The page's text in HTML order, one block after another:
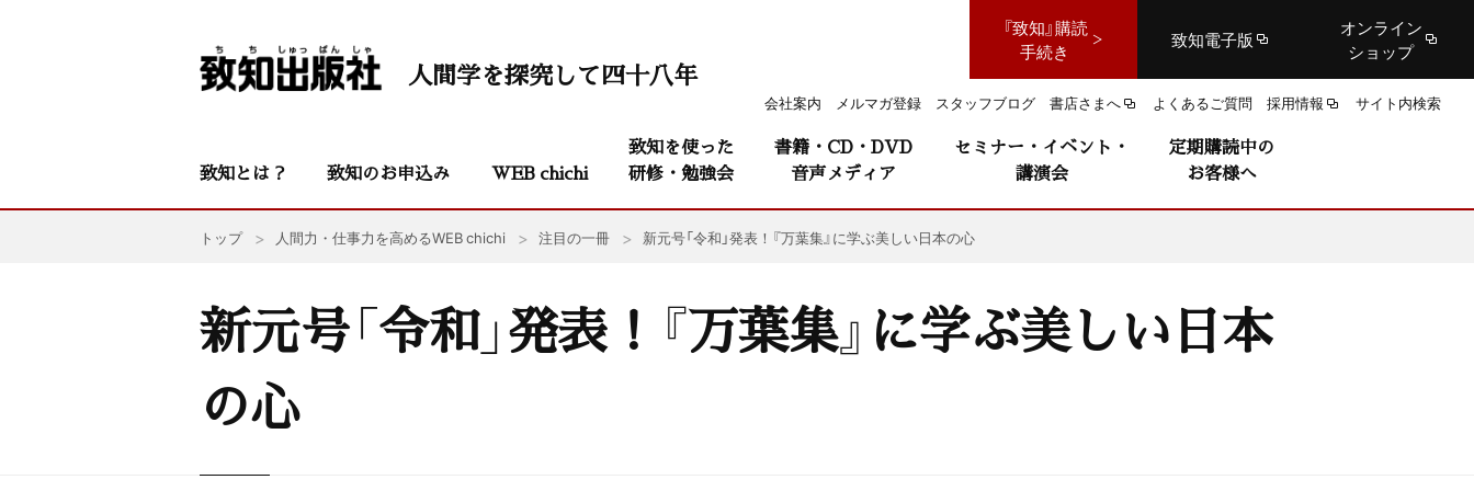
『致知』購読
手続き
致知電子版
オンライン
ショップ
会社案内 メルマガ登録 スタッフブログ 書店さまへ よくあるご質問 採用情報 サイト内検索
人間学を探究して四十八年
致知とは？ 致知のお申込み WEB chichi
致知を使った
研修・勉強会
書籍・CD・DVD
音声メディア
セミナー・イベント・
講演会
定期購読中の
お客様へ
トップ 人間力・仕事力を高めるWEB chichi 注目の一冊 新元号「令和」発表！『万葉集』に学ぶ美しい日本の心
新元号「令和」発表！『万葉集』に学ぶ美しい日本
の心